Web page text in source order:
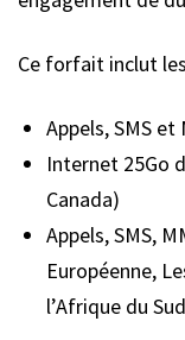
Ce forfait inclut
Appels, SMS
Internet 25Go
Canada)
Appels, SMS,
Européenne,
l’Afrique du